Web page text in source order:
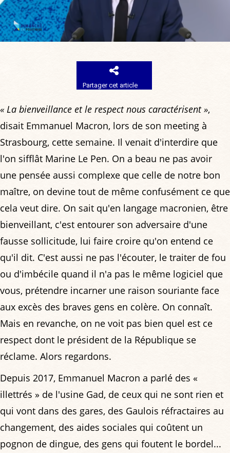
Partager cet article
« La bienveillance et le respect nous caractérisent »,
disait Emmanuel Macron, lors de son meeting à
Strasbourg, cette semaine. Il venait d'interdire que
l'on sifflât Marine Le Pen. On a beau ne pas avoir
une pensée aussi complexe que celle de notre bon
maître, on devine tout de même confusément ce que
cela veut dire. On sait qu'en langage macronien, être
bienveillant, c'est entourer son adversaire d'une
fausse sollicitude, lui faire croire qu'on entend ce
qu'il dit. C'est aussi ne pas l'écouter, le traiter de fou
ou d'imbécile quand il n'a pas le même logiciel que
vous, prétendre incarner une raison souriante face
aux excès des braves gens en colère. On connaît.
Mais en revanche, on ne voit pas bien quel est ce
respect dont le président de la République se
réclame. Alors regardons.
Depuis 2017, Emmanuel Macron a parlé des «
illettrés » de l'usine Gad, de ceux qui ne sont rien et
qui vont dans des gares, des Gaulois réfractaires au
changement, des aides sociales qui coûtent un
pognon de dingue, des gens qui foutent le bordel...